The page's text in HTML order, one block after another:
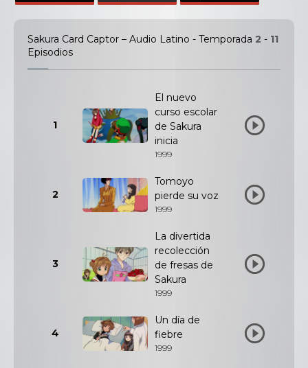
Sakura Card Captor – Audio Latino - Temporada 2 - 11
Episodios
1
El nuevo
curso escolar
de Sakura
inicia
1999
2
Tomoyo
pierde su voz
1999
3
La divertida
recolección
de fresas de
Sakura
1999
4
Un día de
fiebre
1999